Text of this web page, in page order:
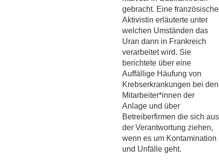
gebracht. Eine französische
Aktivistin erläuterte unter
welchen Umständen das
Uran dann in Frankreich
verarbeitet wird. Sie
berichtete über eine
Auffällige Häufung von
Krebserkrankungen bei den
Mitarbeiter*innen der
Anlage und über
Betreiberfirmen die sich aus
der Verantwortung ziehen,
wenn es um Kontamination
und Unfälle geht.